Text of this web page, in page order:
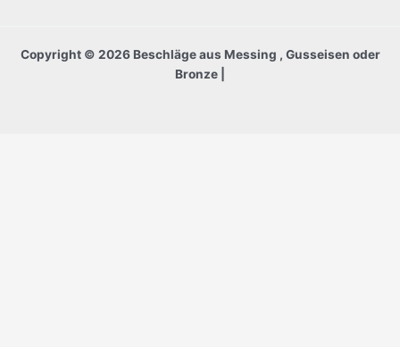
Copyright © 2026 Beschläge aus Messing , Gusseisen oder
Bronze |